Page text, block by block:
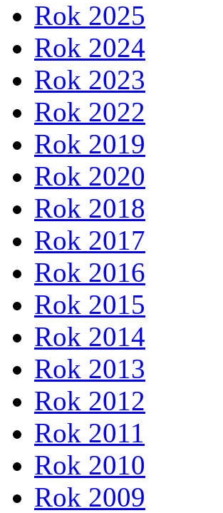
Rok 2025
Rok 2024
Rok 2023
Rok 2022
Rok 2019
Rok 2020
Rok 2018
Rok 2017
Rok 2016
Rok 2015
Rok 2014
Rok 2013
Rok 2012
Rok 2011
Rok 2010
Rok 2009